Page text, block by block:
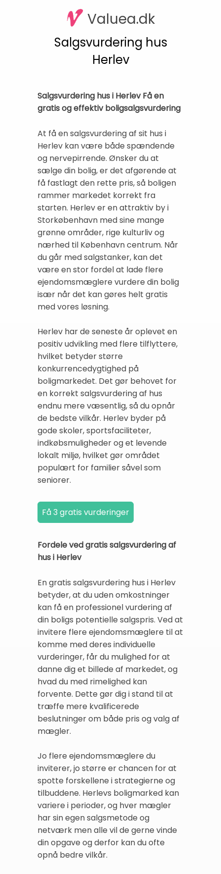
Valuea.dk
Salgsvurdering hus
Herlev
Salgsvurdering hus i Herlev Få en
gratis og effektiv boligsalgsvurdering
At få en salgsvurdering af sit hus i
Herlev kan være både spændende
og nervepirrende. Ønsker du at
sælge din bolig, er det afgørende at
få fastlagt den rette pris, så boligen
rammer markedet korrekt fra
starten. Herlev er en attraktiv by i
Storkøbenhavn med sine mange
grønne områder, rige kulturliv og
nærhed til København centrum. Når
du går med salgstanker, kan det
være en stor fordel at lade flere
ejendomsmæglere vurdere din bolig
især når det kan gøres helt gratis
med vores løsning.
Herlev har de seneste år oplevet en
positiv udvikling med flere tilflyttere,
hvilket betyder større
konkurrencedygtighed på
boligmarkedet. Det gør behovet for
en korrekt salgsvurdering af hus
endnu mere væsentlig, så du opnår
de bedste vilkår. Herlev byder på
gode skoler, sportsfaciliteter,
indkøbsmuligheder og et levende
lokalt miljø, hvilket gør området
populært for familier såvel som
seniorer.
Fordele ved gratis salgsvurdering af
hus i Herlev
En gratis salgsvurdering hus i Herlev
betyder, at du uden omkostninger
kan få en professionel vurdering af
din boligs potentielle salgspris. Ved at
invitere flere ejendomsmæglere til at
komme med deres individuelle
vurderinger, får du mulighed for at
danne dig et billede af markedet, og
hvad du med rimelighed kan
forvente. Dette gør dig i stand til at
træffe mere kvalificerede
beslutninger om både pris og valg af
mægler.
Jo flere ejendomsmæglere du
inviterer, jo større er chancen for at
spotte forskellene i strategierne og
tilbuddene. Herlevs boligmarked kan
variere i perioder, og hver mægler
har sin egen salgsmetode og
netværk men alle vil de gerne vinde
din opgave og derfor kan du ofte
opnå bedre vilkår.